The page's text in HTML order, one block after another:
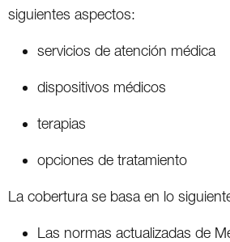
siguientes aspectos:
servicios de atención médica
dispositivos médicos
terapias
opciones de tratamiento
La cobertura se basa en lo
Las normas actualizadas de